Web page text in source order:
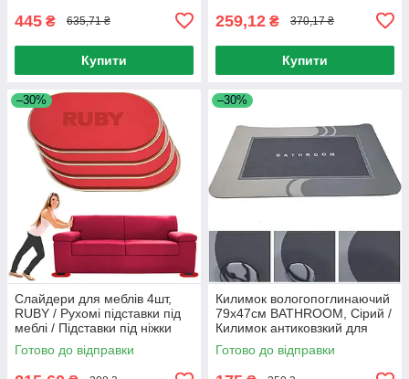
445 ₴ 635,71 ₴
Купити
259,12 ₴ 370,17 ₴
Купити
–30%
Слайдери для меблів 4шт,
RUBY / Рухомі підставки під
меблі / Підставки під ніжки
Готово до відправки
–30%
Килимок вологопоглинаючий
79х47см BATHROOM, Сірий /
Килимок антиковзкий для
ванної / Діатомітовий гумовий
килимок
Готово до відправки